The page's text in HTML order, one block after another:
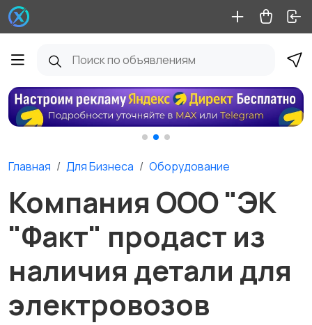
Главная Для Бизнеса Оборудование
Компания ООО "ЭК
"Факт" продаст из
наличия детали для
электровозов